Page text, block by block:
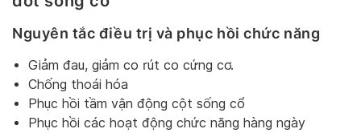
Nguyên tắc điều trị và phục hồi chức năng
Giảm đau, giảm co rút co cứng cơ.
Chống thoái hóa
Phục hồi tầm vận động cột sống cổ
Phục hồi các hoạt động chức năng hàng ngày